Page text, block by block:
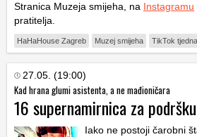
Stranica Muzeja smijeha, na Instagramu
pratitelja.
HaHaHouse Zagreb Muzej smijeha TikTok tjedna
27.05. (19:00)
Kad hrana glumi asistenta, a ne mađioničara
16 supernamirnica za
Iako ne postoji čarobni